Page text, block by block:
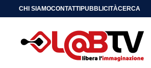
CHI SIAMOCONTATTIPUBBLICITÀCERCA